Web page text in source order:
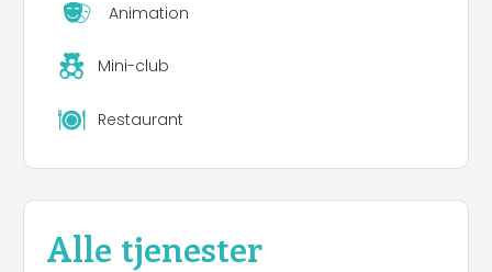
Animation
Mini-club
Restaurant
Alle tjenester